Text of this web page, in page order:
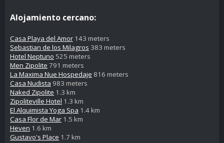
Alojamiento cercano:
Casa Playa del Amor 143 meters
Sebastian de los Milagros 383 meters
Hotel Neptuno 525 meters
Men Zipolite 791 meters
La Maxima Nue Hospedaje 816 meters
Casa Nudista 983 meters
Naked Zipolite 1.3 km
Zipoliteville Hotel 1.3 km
El Alquimista Yoga Spa 1.4 km
Casa Flor de Mar 1.5 km
Heven 1.6 km
Gustavo's Place 1.7 km